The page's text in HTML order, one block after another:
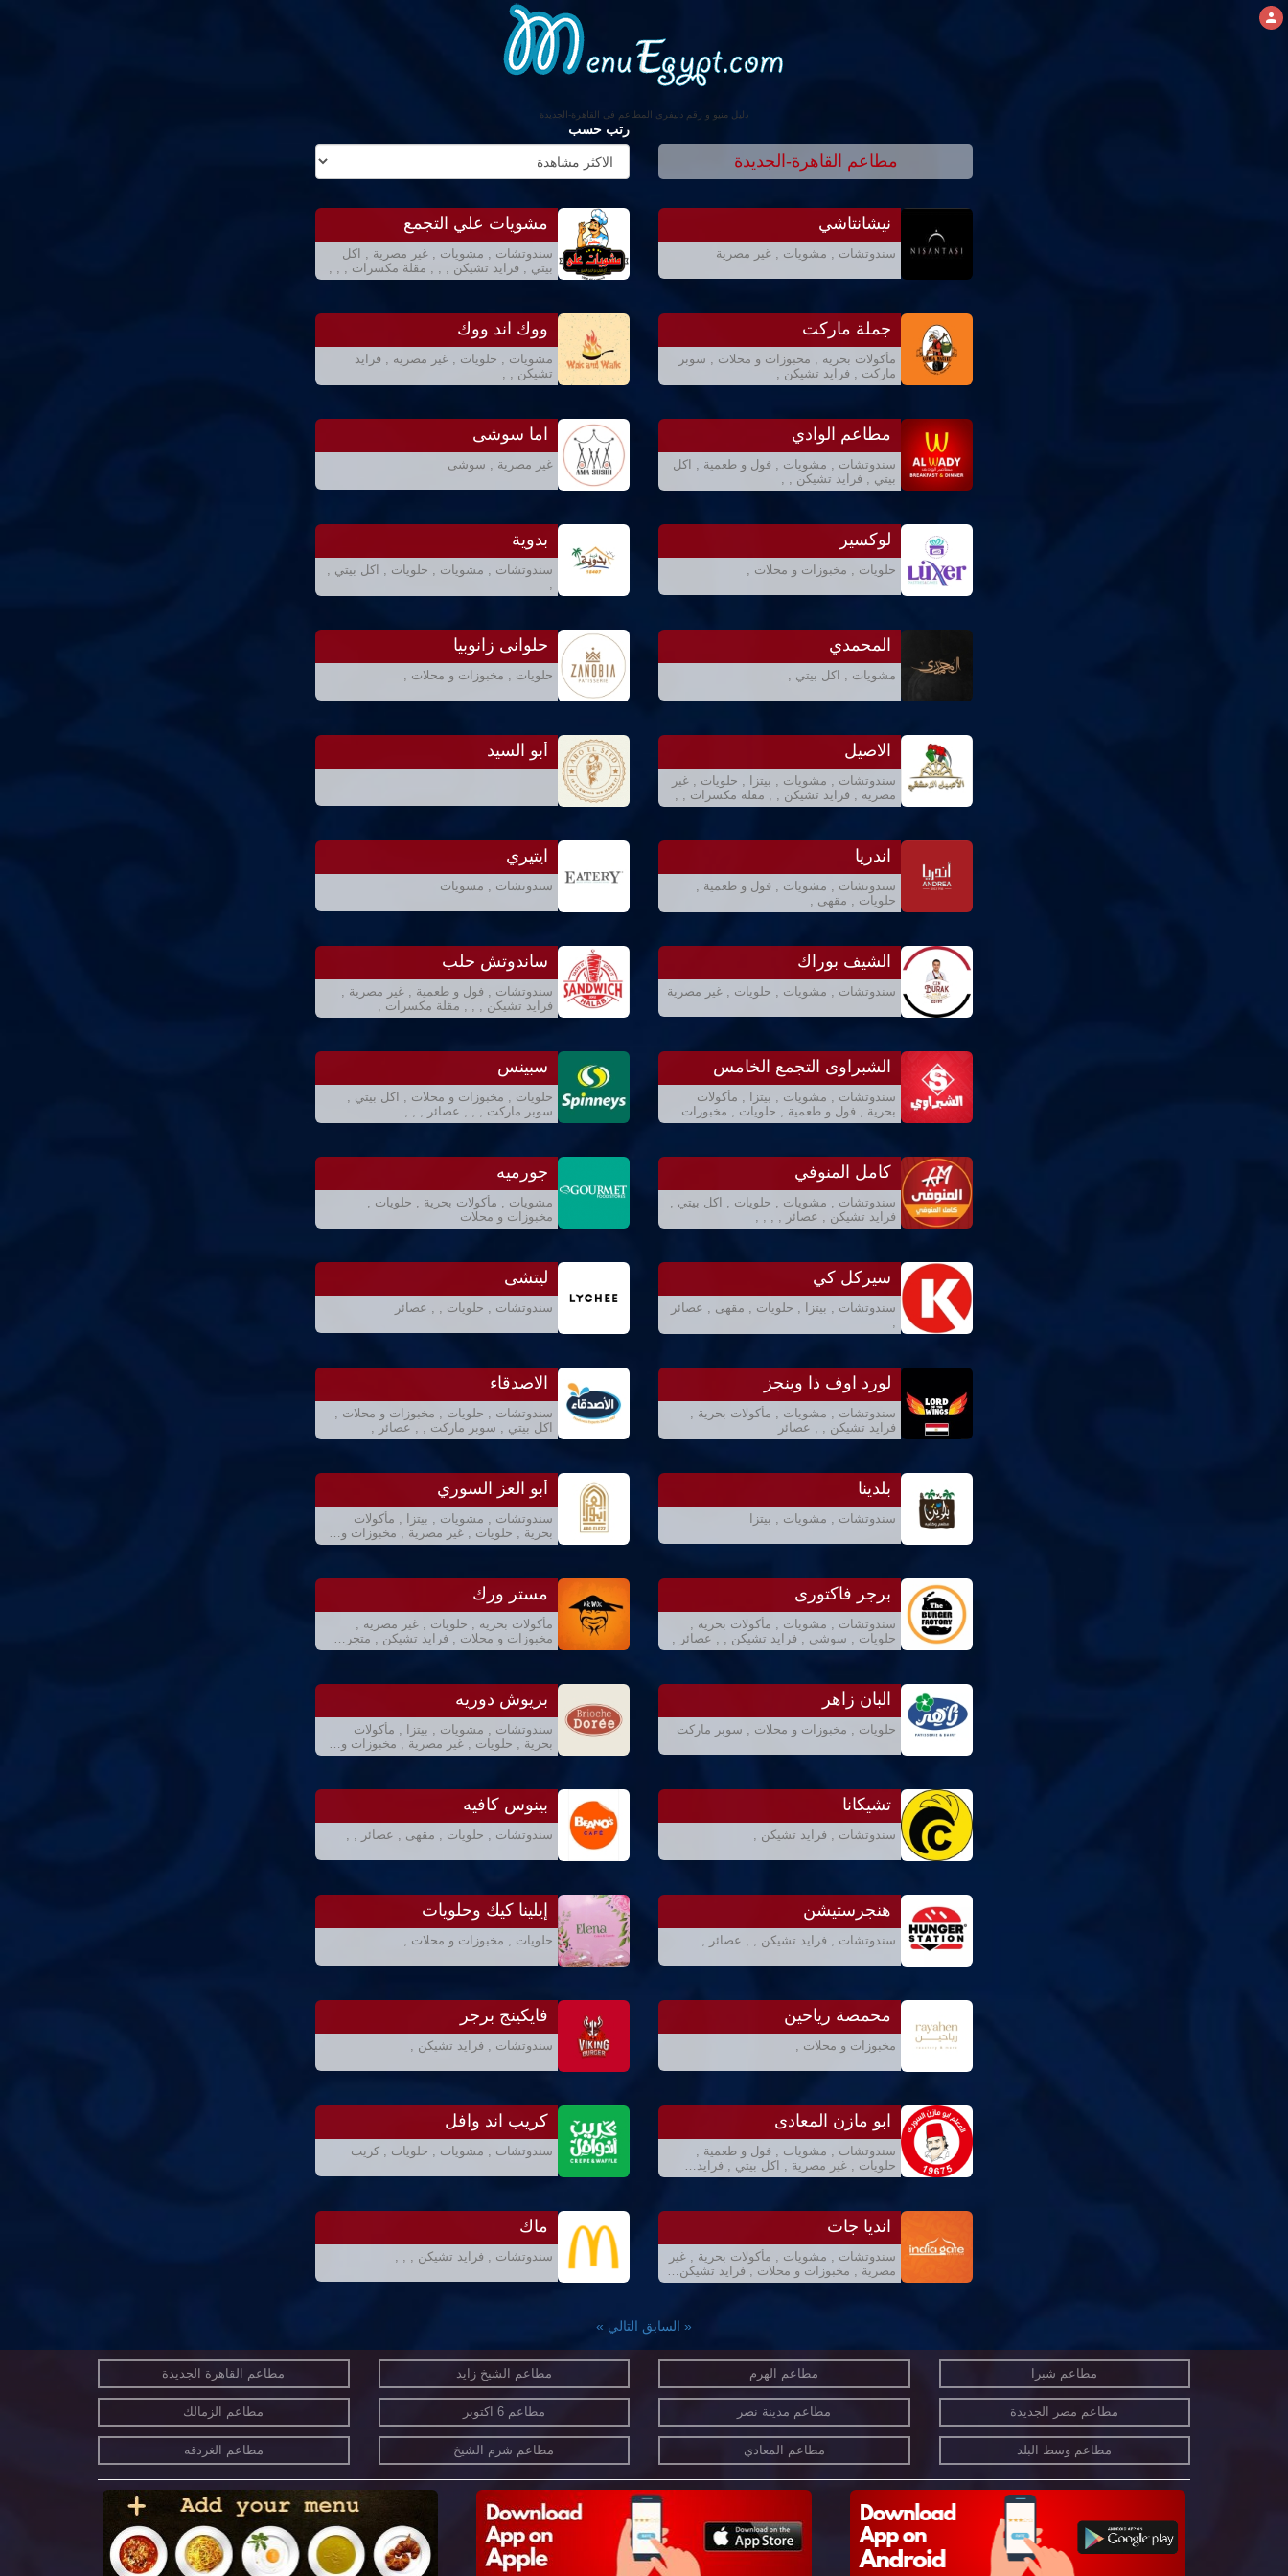
دليل منيو و رقم دليفرى المطاعم فى القاهرة-الجديدة
مطاعم القاهرة-الجديدة
رتب حسب
نيشانتاشي
سندوتشات , مشويات , غير مصرية
مشويات علي التجمع
سندوتشات , مشويات , غير مصرية , اكل
بيتي , فرايد تشيكن , , , مقلة مكسرات , , ,
جملة ماركت
مأكولات بحرية , مخبوزات و محلات , سوبر
ماركت , فرايد تشيكن ,
ووك اند ووك
مشويات , حلويات , غير مصرية , فرايد
تشيكن , ,
مطاعم الوادي
سندوتشات , مشويات , فول و طعمية , اكل
بيتي , فرايد تشيكن , ,
اما سوشى
غير مصرية , سوشى
لوكسير
حلويات , مخبوزات و محلات ,
بدوية
سندوتشات , مشويات , حلويات , اكل بيتي ,
,
المحمدي
مشويات , اكل بيتي ,
حلوانى زانوبيا
حلويات , مخبوزات و محلات ,
الاصيل
سندوتشات , مشويات , بيتزا , حلويات , غير
مصرية , فرايد تشيكن , , مقلة مكسرات , ,
أبو السيد
اندريا
سندوتشات , مشويات , فول و طعمية ,
حلويات , مقهى ,
ايتيري
سندوتشات , مشويات
الشيف بوراك
سندوتشات , مشويات , حلويات , غير مصرية
ساندوتش حلب
سندوتشات , فول و طعمية , غير مصرية ,
فرايد تشيكن , , , مقلة مكسرات ,
الشبراوى التجمع الخامس
سندوتشات , مشويات , بيتزا , مأكولات
بحرية , فول و طعمية , حلويات , مخبوزات…
سبينس
حلويات , مخبوزات و محلات , اكل بيتي ,
سوبر ماركت , , , عصائر , , ,
كامل المنوفي
سندوتشات , مشويات , حلويات , اكل بيتي ,
فرايد تشيكن , عصائر , , , ,
جورميه
مشويات , مأكولات بحرية , حلويات ,
مخبوزات و محلات
سيركل كي
سندوتشات , بيتزا , حلويات , مقهى , عصائر
,
ليتشى
سندوتشات , حلويات , , عصائر
لورد اوف ذا وينجز
سندوتشات , مشويات , مأكولات بحرية ,
فرايد تشيكن , , عصائر
الاصدقاء
سندوتشات , حلويات , مخبوزات و محلات ,
اكل بيتي , سوبر ماركت , , عصائر ,
بلدينا
سندوتشات , مشويات , بيتزا
أبو العز السوري
سندوتشات , مشويات , بيتزا , مأكولات
بحرية , حلويات , غير مصرية , مخبوزات و…
برجر فاكتورى
سندوتشات , مشويات , مأكولات بحرية ,
حلويات , سوشى , فرايد تشيكن , , عصائر ,
مستر ورك
مأكولات بحرية , حلويات , غير مصرية ,
مخبوزات و محلات , فرايد تشيكن , متجر…
البان زاهر
حلويات , مخبوزات و محلات , سوبر ماركت
بريوش دوريه
سندوتشات , مشويات , بيتزا , مأكولات
بحرية , حلويات , غير مصرية , مخبوزات و…
تشيكانا
سندوتشات , فرايد تشيكن ,
بينوس كافيه
سندوتشات , حلويات , مقهى , عصائر , ,
هنجرستيشن
سندوتشات , فرايد تشيكن , , عصائر ,
إيلينا كيك وحلويات
حلويات , مخبوزات و محلات ,
محمصة رياحين
مخبوزات و محلات ,
فايكينج برجر
سندوتشات , فرايد تشيكن ,
ابو مازن المعادى
سندوتشات , مشويات , فول و طعمية ,
حلويات , غير مصرية , اكل بيتي , فرايد…
كريب اند وافل
سندوتشات , مشويات , حلويات , كريب
انديا جات
سندوتشات , مشويات , مأكولات بحرية , غير
مصرية , مخبوزات و محلات , فرايد تشيكن…
ماك
سندوتشات , فرايد تشيكن , , ,
« السابق التالي »
مطاعم شبرا مطاعم الهرم مطاعم الشيخ زايد مطاعم القاهرة الجديدة
مطاعم مصر الجديدة مطاعم مدينة نصر مطاعم 6 اكتوبر مطاعم الزمالك
مطاعم وسط البلد مطاعم المعادي مطاعم شرم الشيخ مطاعم الغردقه